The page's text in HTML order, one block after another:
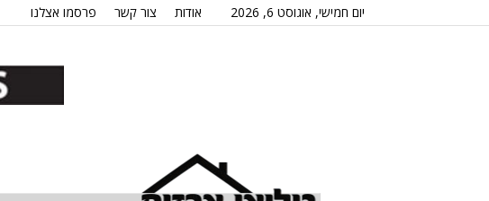
יום חמישי, אוגוסט 6, 2026 אודות צור קשר פרסמו אצלנו